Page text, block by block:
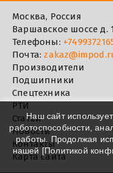
Москва, Россия
Варшавское шоссе д.
Телефоны:
Почта:
Производители
Подшипники
Спецтехника
РТИ
Статьи
Новости
Контакты
Карта сайта
Наш сайт
работоспособности,
работы. Продолжая
нашей [Политикой